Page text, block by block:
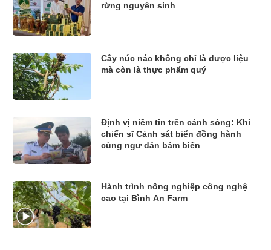
rừng nguyên sinh
Cây núc nác không chỉ là dược liệu
mà còn là thực phẩm quý
Định vị niềm tin trên cánh sóng: Khi
chiến sĩ Cảnh sát biển đồng hành
cùng ngư dân bám biển
Hành trình nông nghiệp công nghệ
cao tại Bình An Farm